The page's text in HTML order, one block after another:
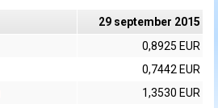
29 september 2015
0,8925 EUR
0,7442 EUR
1,3530 EUR